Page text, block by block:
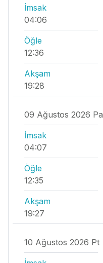
İmsak
04:06
Öğle
12:36
Akşam
19:28
09 Ağustos 2026 Pa
İmsak
04:07
Öğle
12:35
Akşam
19:27
10 Ağustos 2026 Pt